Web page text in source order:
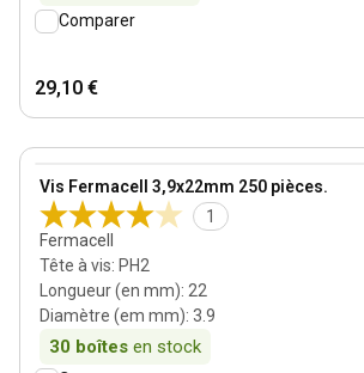
Comparer
29,10 €
Vis Fermacell 3,9x22mm 250 pièces.
1
Fermacell
Tête à vis: PH2
Longueur (en mm): 22
Diamètre (em mm): 3.9
30 boîtes en stock
View product